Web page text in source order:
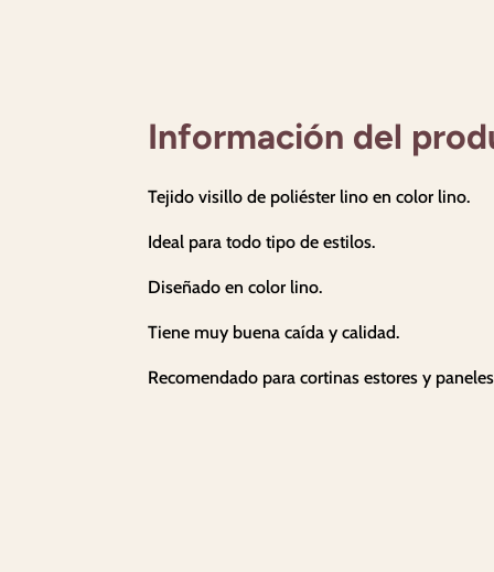
Información del
Tejido visillo de poliéster lino en color lino.
Ideal para todo tipo de estilos.
Diseñado en color lino.
Tiene muy buena caída y calidad.
Recomendado para cortinas estores y